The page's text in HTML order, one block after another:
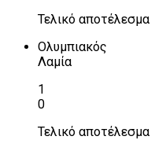
Τελικό αποτέλεσμα
Ολυμπιακός
Λαμία
1
0
Τελικό αποτέλεσμα